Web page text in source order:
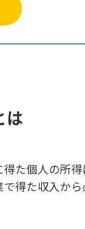
は
た個人の所
得た収入か